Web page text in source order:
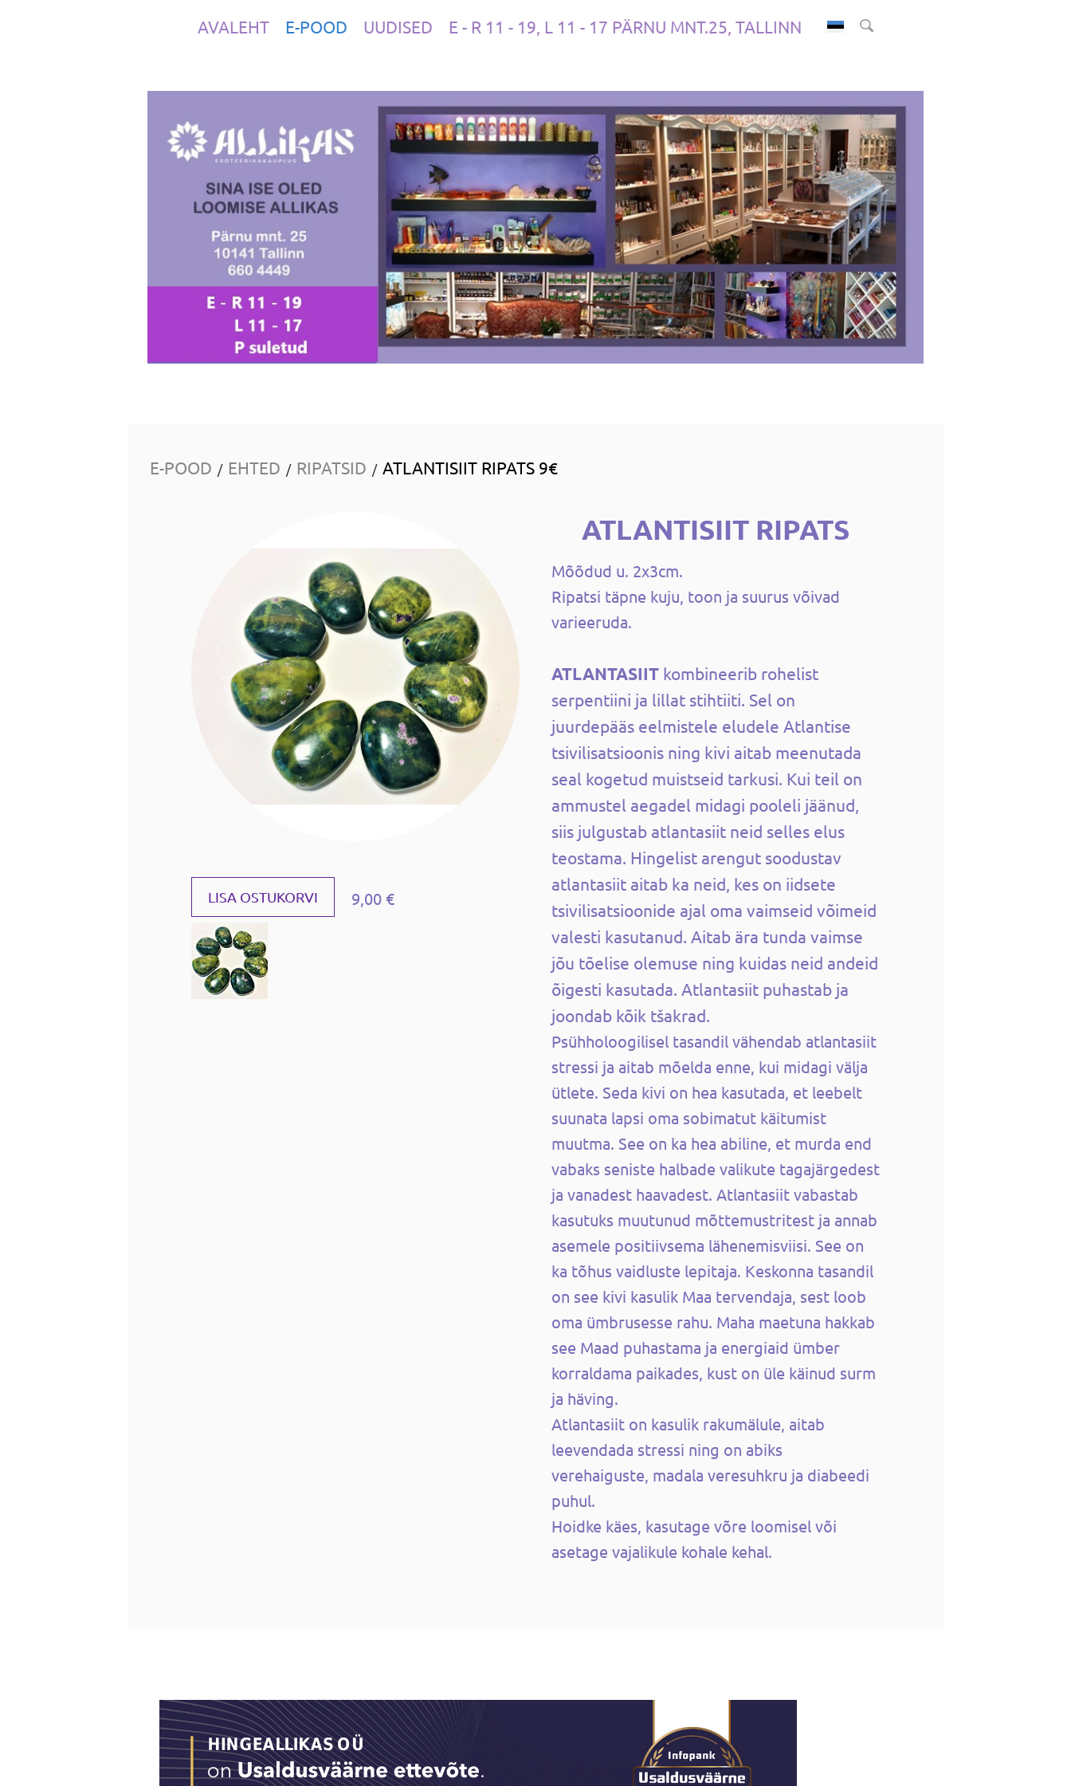
AVALEHT E-POOD UUDISED E - R 11 - 19, L 11 - 17 PÄRNU MNT.25, TALLINN
E-POOD / EHTED / RIPATSID / ATLANTISIIT RIPATS 9€
LISA OSTUKORVI 9,00 €
ATLANTISIIT RIPATS
Mõõdud u. 2x3cm.
Ripatsi täpne kuju, toon ja suurus võivad
varieeruda.
ATLANTASIIT kombineerib rohelist
serpentiini ja lillat stihtiiti. Sel on
juurdepääs eelmistele eludele Atlantise
tsivilisatsioonis ning kivi aitab meenutada
seal kogetud muistseid tarkusi. Kui teil on
ammustel aegadel midagi pooleli jäänud,
siis julgustab atlantasiit neid selles elus
teostama. Hingelist arengut soodustav
atlantasiit aitab ka neid, kes on iidsete
tsivilisatsioonide ajal oma vaimseid võimeid
valesti kasutanud. Aitab ära tunda vaimse
jõu tõelise olemuse ning kuidas neid andeid
õigesti kasutada. Atlantasiit puhastab ja
joondab kõik tšakrad.
Psühholoogilisel tasandil vähendab atlantasiit
stressi ja aitab mõelda enne, kui midagi välja
ütlete. Seda kivi on hea kasutada, et leebelt
suunata lapsi oma sobimatut käitumist
muutma. See on ka hea abiline, et murda end
vabaks seniste halbade valikute tagajärgedest
ja vanadest haavadest. Atlantasiit vabastab
kasutuks muutunud mõttemustritest ja annab
asemele positiivsema lähenemisviisi. See on
ka tõhus vaidluste lepitaja. Keskonna tasandil
on see kivi kasulik Maa tervendaja, sest loob
oma ümbrusesse rahu. Maha maetuna hakkab
see Maad puhastama ja energiaid ümber
korraldama paikades, kust on üle käinud surm
ja häving.
Atlantasiit on kasulik rakumälule, aitab
leevendada stressi ning on abiks
verehaiguste, madala veresuhkru ja diabeedi
puhul.
Hoidke käes, kasutage võre loomisel või
asetage vajalikule kohale kehal.